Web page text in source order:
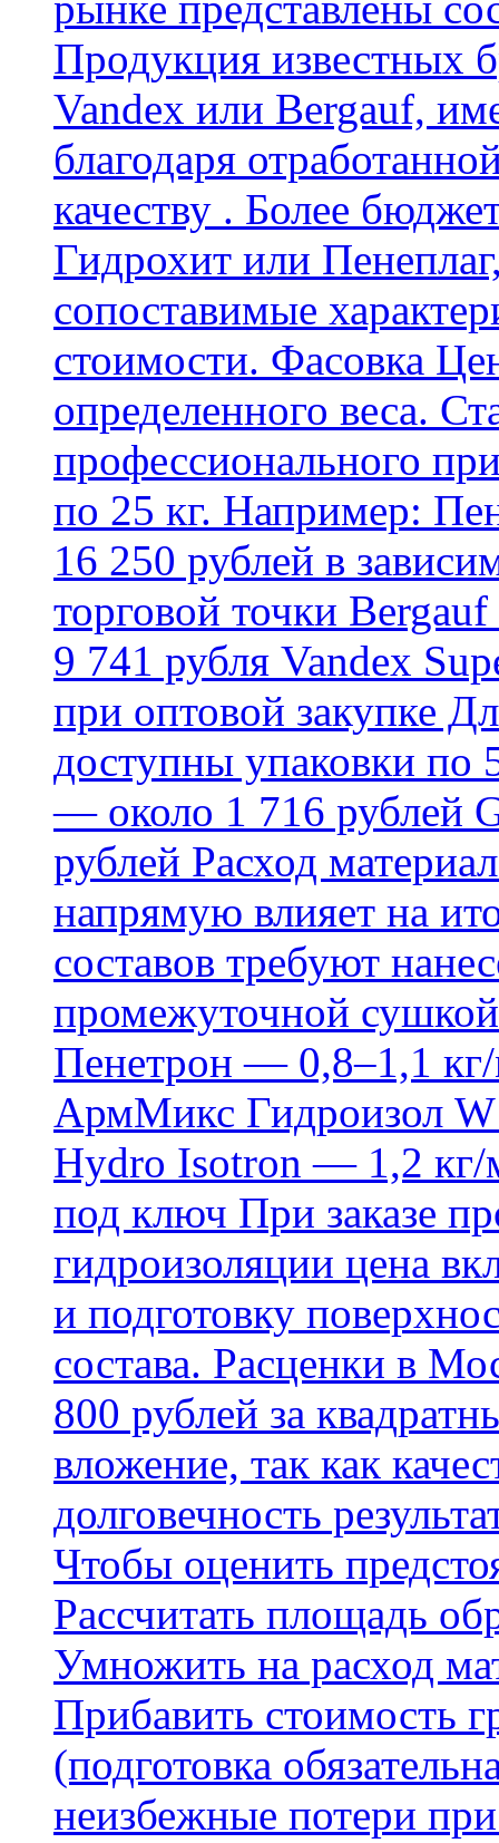
Продукция известных
Vandex или Bergauf,
благодаря
качеству . Более
Гидрохит или
сопоставимые
стоимости. Фасовка
определенного веса.
профессионального
по 25 кг. Например:
16 250 рублей в
торговой точки
9 741 рубля Vandex
при оптовой закупке
доступны упаковки по
— около 1 716 рублей
рублей Расход
напрямую влияет на
составов требуют
промежуточной
Пенетрон — 0,8–1,1 кг/
АрмМикс Гидроизол
Hydro Isotron — 1,2 кг/
под ключ При заказе
гидроизоляции цена
и подготовку
состава. Расценки в
800 рублей за
вложение, так как
долговечность
Чтобы оценить
Рассчитать площадь
Умножить на расход
Прибавить стоимость
(подготовка
неизбежные потери